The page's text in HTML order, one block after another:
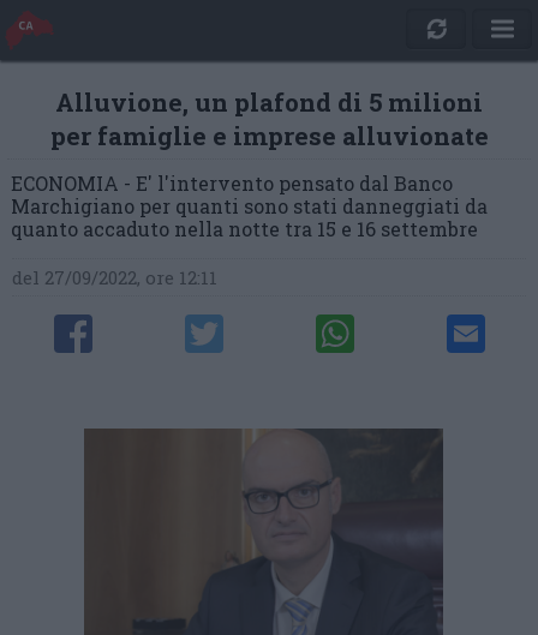
Alluvione, un plafond di 5 milioni
per famiglie e imprese alluvionate
ECONOMIA - E' l'intervento pensato dal Banco
Marchigiano per quanti sono stati danneggiati da
quanto accaduto nella notte tra 15 e 16 settembre
del 27/09/2022, ore 12:11